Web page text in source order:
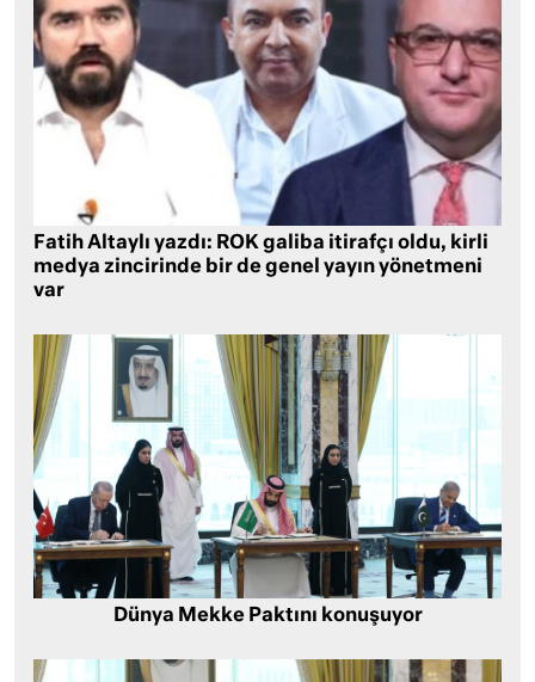
Fatih Altaylı yazdı: ROK galiba itirafçı oldu, kirli
medya zincirinde bir de genel yayın yönetmeni
var
Dünya Mekke Paktını konuşuyor